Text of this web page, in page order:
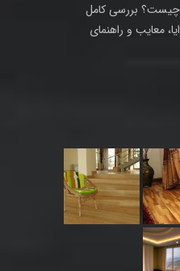
چیست؟ بررسی کامل
معایب و راهنمای